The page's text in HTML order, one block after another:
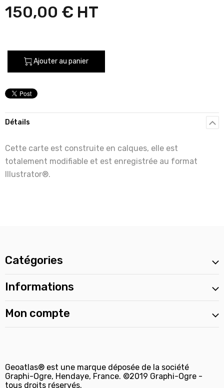
150,00 €
Ajouter au panier
Détails
Cette carte est construite en calques, elle est
totalement modifiable et est enregistrée au format
Illustrator®.
Catégories
Informations
Mon compte
Geoatlas® est une marque déposée de la société
Graphi-Ogre, Hendaye, France. ©2019 Graphi-Ogre -
tous droits réservés.